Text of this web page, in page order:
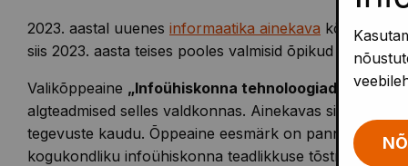
2023. aastal uuenes informaatika ainekava kõigis
siis 2023. aasta teises pooles valmisid õpikud ka III
Valikõppeaine „Infoühiskonna tehnoloogiad“
algteadmised selles valdkonnas. Ainekavas sisalduva
tegevuste kaudu. Õppeaine eesmärk on panna alus
kogukondliku infoühiskonna teadlikkuse tõstmist.